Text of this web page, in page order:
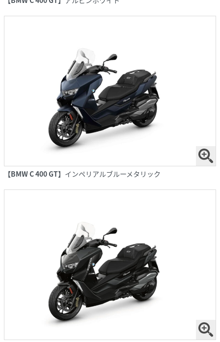
【BMW C 400 GT】 インペリアルブルーメタリック